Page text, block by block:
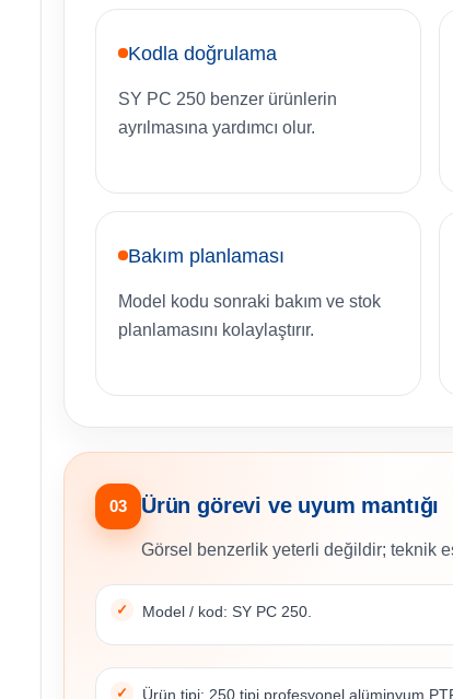
Kodla doğrulama
SY PC 250 benzer ürünlerin
ayrılmasına yardımcı olur.
Bakım planlaması
Model kodu sonraki bakım ve stok
planlamasını kolaylaştırır.
03 Ürün görevi ve uyum mantığı
Görsel benzerlik yeterli değildir; teknik
Model / kod: SY PC 250.
Ürün tipi: 250 tipi profesyonel alüminyum